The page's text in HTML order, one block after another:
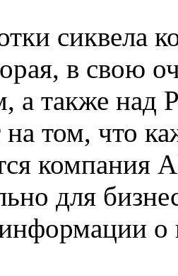
сиквела
в свою
а также над
на том, что
компания
для
о